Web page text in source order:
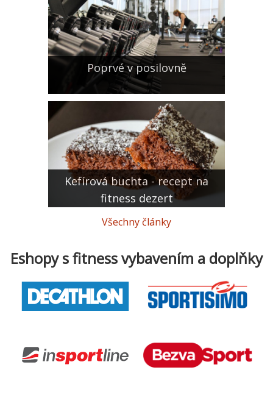
Poprvé v posilovně
Kefírová buchta - recept na
fitness dezert
Všechny články
Eshopy s fitness vybavením a doplňky